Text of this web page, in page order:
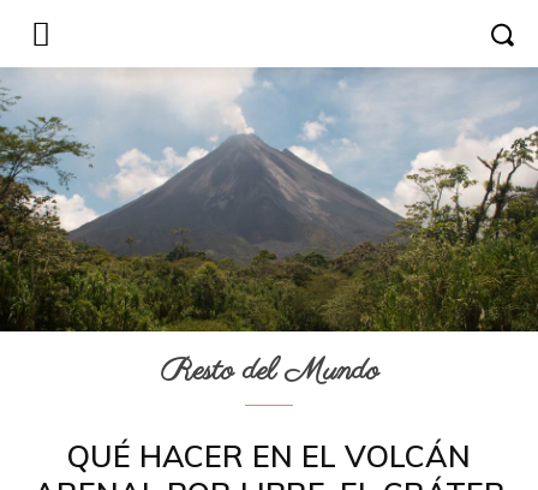
Resto del Mundo
QUÉ HACER EN EL VOLCÁN